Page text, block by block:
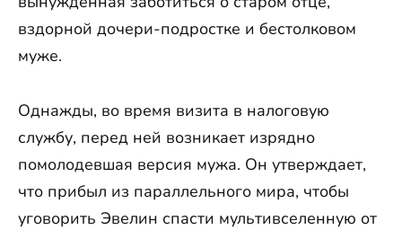
вздорной дочери-подростке и бестолковом
муже.
Однажды, во время визита в налоговую
службу, перед ней возникает изрядно
помолодевшая версия мужа. Он утверждает,
что прибыл из параллельного мира, чтобы
уговорить Эвелин спасти мультивселенную от